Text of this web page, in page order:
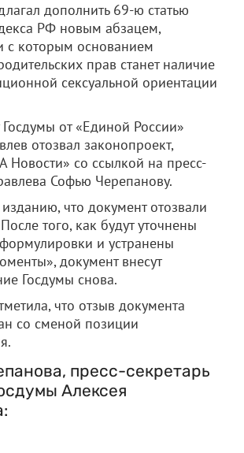
дополнить 69-ю статью
РФ новым абзацем,
с которым основанием
прав станет наличие
сексуальной ориентации
Госдумы от «Единой России»
отозвал законопроект,
Новости» со ссылкой на пресс-
Софью Черепанову.
что документ отозвали
того, как будут уточнены
и устранены
документ внесут
Госдумы снова.
что отзыв документа
со сменой позиции
пресс-секретарь
Алексея